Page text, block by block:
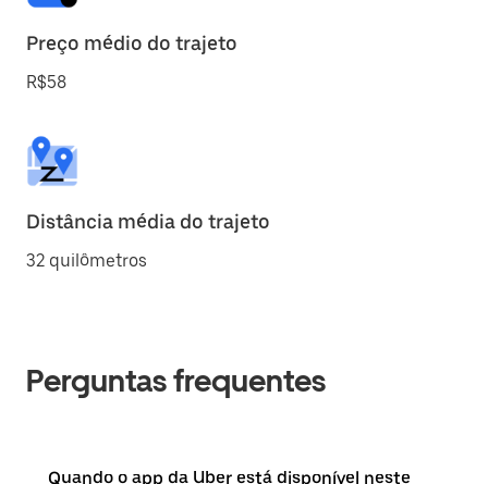
Preço médio do trajeto
R$58
Distância média do trajeto
32 quilômetros
Perguntas frequentes
Quando o app da Uber está disponível neste